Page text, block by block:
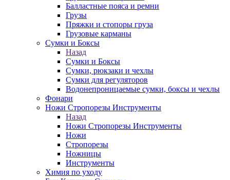
Балластные пояса и ремни
Грузы
Пряжки и стопоры груза
Грузовые карманы
Сумки и Боксы
Назад
Сумки и Боксы
Сумки, рюкзаки и чехлы
Сумки для регуляторов
Водонепроницаемые сумки, боксы и чехлы
Фонари
Ножи Стропорезы Инструменты
Назад
Ножи Стропорезы Инструменты
Ножи
Стропорезы
Ножницы
Инструменты
Химия по уходу